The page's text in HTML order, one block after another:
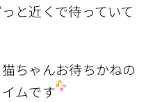
と近くで待っていて
ちゃんお待ちかねの
ムです